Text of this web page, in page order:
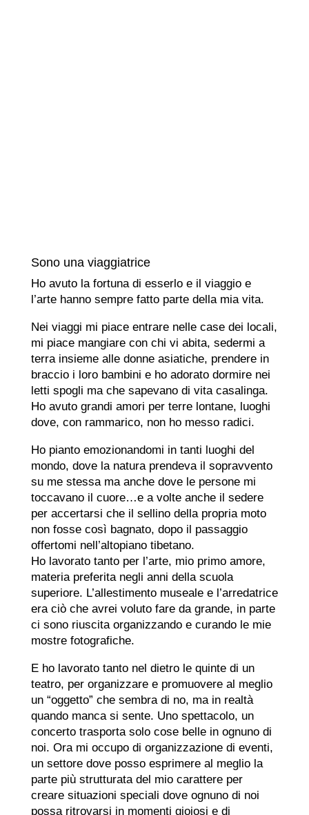
Sono una viaggiatrice
Ho avuto la fortuna di esserlo e il viaggio e
l’arte hanno sempre fatto parte della mia vita.
Nei viaggi mi piace entrare nelle case dei locali,
mi piace mangiare con chi vi abita, sedermi a
terra insieme alle donne asiatiche, prendere in
braccio i loro bambini e ho adorato dormire nei
letti spogli ma che sapevano di vita casalinga.
Ho avuto grandi amori per terre lontane, luoghi
dove, con rammarico, non ho messo radici.
Ho pianto emozionandomi in tanti luoghi del
mondo, dove la natura prendeva il sopravvento
su me stessa ma anche dove le persone mi
toccavano il cuore…e a volte anche il sedere
per accertarsi che il sellino della propria moto
non fosse così bagnato, dopo il passaggio
offertomi nell’altopiano tibetano.
Ho lavorato tanto per l’arte, mio primo amore,
materia preferita negli anni della scuola
superiore. L’allestimento museale e l’arredatrice
era ciò che avrei voluto fare da grande, in parte
ci sono riuscita organizzando e curando le mie
mostre fotografiche.
E ho lavorato tanto nel dietro le quinte di un
teatro, per organizzare e promuovere al meglio
un “oggetto” che sembra di no, ma in realtà
quando manca si sente. Uno spettacolo, un
concerto trasporta solo cose belle in ognuno di
noi. Ora mi occupo di organizzazione di eventi,
un settore dove posso esprimere al meglio la
parte più strutturata del mio carattere per
creare situazioni speciali dove ognuno di noi
possa ritrovarsi in momenti gioiosi e di